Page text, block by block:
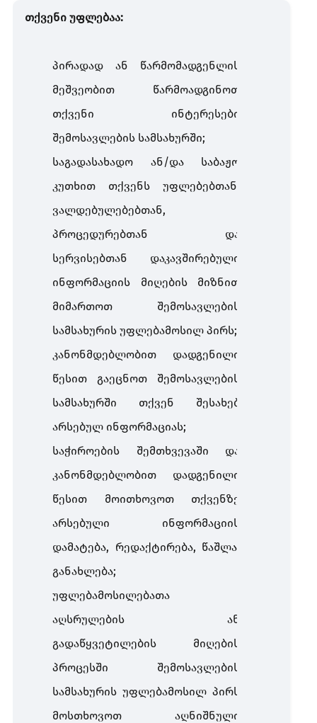
თქვენი უფლებაა:
პირადად ან წარმომადგენლის
მეშვეობით წარმოადგინოთ
თქვენი ინტერესები
შემოსავლების სამსახურში;
საგადასახადო ან/და საბაჟო
კუთხით თქვენს უფლებებთან,
ვალდებულებებთან,
პროცედურებთან და
სერვისებთან დაკავშირებული
ინფორმაციის მიღების მიზნით
მიმართოთ შემოსავლების
სამსახურის უფლებამოსილ პირს;
კანონმდებლობით დადგენილი
წესით გაეცნოთ შემოსავლების
სამსახურში თქვენ შესახებ
არსებულ ინფორმაციას;
საჭიროების შემთხვევაში და
კანონმდებლობით დადგენილი
წესით მოითხოვოთ თქვენზე
არსებული ინფორმაციის
დამატება, რედაქტირება, წაშლა,
განახლება;
უფლებამოსილებათა
აღსრულების ან
გადაწყვეტილების მიღების
პროცესში შემოსავლების
სამსახურის უფლებამოსილ პირს
მოსთხოვოთ აღნიშნული